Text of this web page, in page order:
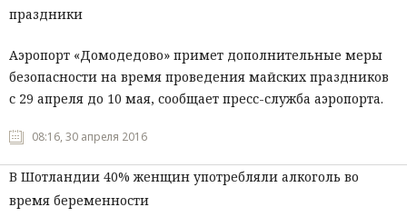
праздники
Аэропорт «Домодедово» примет дополнительные меры
безопасности на время проведения майских праздников
с 29 апреля до 10 мая, сообщает пресс-служба аэропорта.
08:16, 30 апреля 2016
В Шотландии 40% женщин употребляли алкоголь во
время беременности